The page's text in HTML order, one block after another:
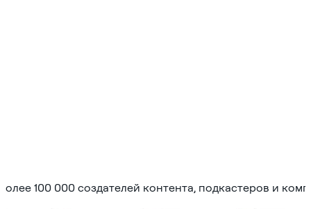
100 000 создателей контента, подкастеров и